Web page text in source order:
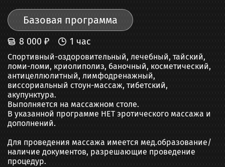
Базовая программа
8 000 ₽ 1 час
Спортивный-оздоровительный, лечебный, тайский,
ломи-ломи, криолиполиз, баночный, косметический,
антицеллюлитный, лимфодренажный,
виссориальный стоун-массаж, тибетский,
акупунктура.
Выполняется на массажном столе.
В указанной программе НЕТ эротического массажа и
дополнений.
Для проведения массажа имеется мед.образование/
наличие документов, разрешающие проведение
процедур.